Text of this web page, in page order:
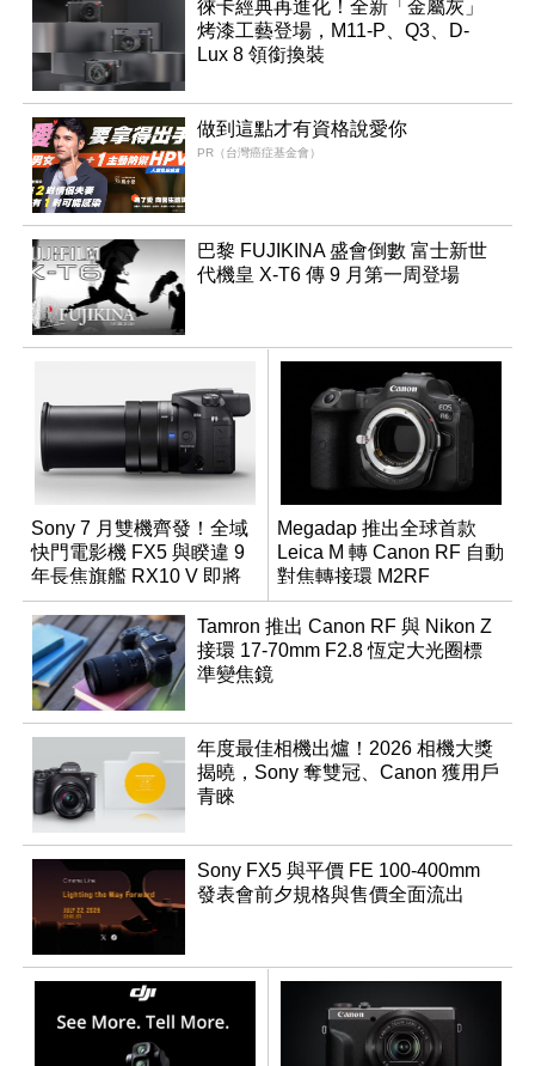
徠卡經典再進化！全新「金屬灰」
烤漆工藝登場，M11-P、Q3、D-
Lux 8 領銜換裝
做到這點才有資格說愛你
PR（台灣癌症基金會）
巴黎 FUJIKINA 盛會倒數 富士新世
代機皇 X-T6 傳 9 月第一周登場
Sony 7 月雙機齊發！全域
快門電影機 FX5 與睽違 9
年長焦旗艦 RX10 V 即將
登場
Megadap 推出全球首款
Leica M 轉 Canon RF 自動
對焦轉接環 M2RF
Tamron 推出 Canon RF 與 Nikon Z
接環 17-70mm F2.8 恆定大光圈標
準變焦鏡
年度最佳相機出爐！2026 相機大獎
揭曉，Sony 奪雙冠、Canon 獲用戶
青睞
Sony FX5 與平價 FE 100-400mm
發表會前夕規格與售價全面流出